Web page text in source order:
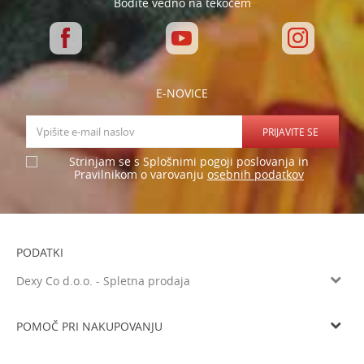
Bodite vedno na tekočem
E-NOVICE
PRIJAVITE SE
Strinjam se s Splošnimi pogoji poslovanja in
Pravilnikom o varovanju osebnih podatkov
PODATKI
Dexy Co d.o.o. - Spletna prodaja
Tel: 05 933 75 21
POMOČ PRI NAKUPOVANJU